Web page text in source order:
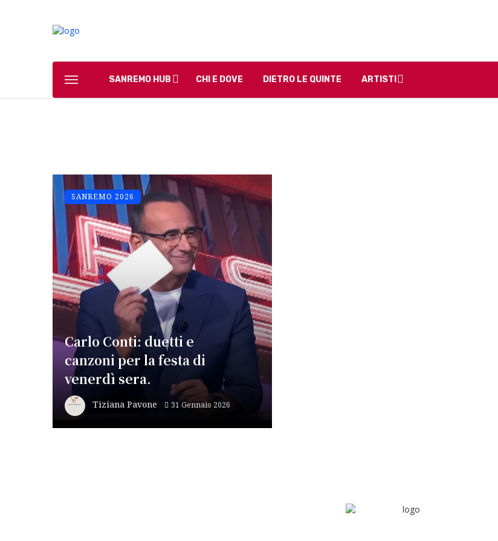
SANREMO HUB CHI E DOVE DIETRO LE QUINTE ARTISTI
Carlo Conti: duetti e
canzoni per la festa di
venerdì sera.
Tiziana Pavone 31 Gennaio 2026
SANREMO 2026